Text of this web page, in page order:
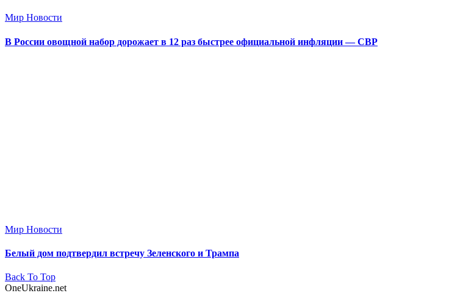
Мир Новости
В России овощной набор дорожает в 12 раз быстрее официальной инфляции — СВР
Мир Новости
Белый дом подтвердил встречу Зеленского и Трампа
Back To Top
OneUkraine.net